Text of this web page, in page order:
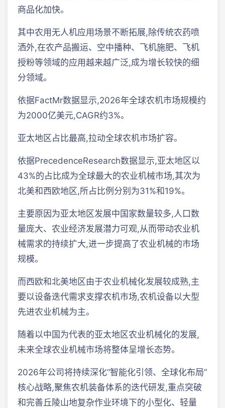
商品化加快。
其中农用无人机应用场景不断拓展,除传统农药喷
洒外,在农产品搬运、空中播种、飞机施肥、飞机
授粉等领域的应用越来越广泛,成为增长较快的细
分领域。
依据FactMr数据显示,2026年全球农机市场规模约
为2000亿美元,CAGR约3%。
亚太地区占比最高,拉动全球农机市场扩容。
依据PrecedenceResearch数据显示,亚太地区以
43%的占比成为全球最大的农业机械市场,其次为
北美和西欧地区,所占比例分别为31%和19%。
主要原因为亚太地区发展中国家数量较多,人口数
量庞大、农业经济发展潜力可观,从而带动农业机
械需求的持续扩大,进一步提高了农业机械的市场
规模。
而西欧和北美地区由于农业机械化发展较成熟,主
要以设备迭代需求支撑农机市场,农机设备以大型
先进农业机械为主。
随着以中国为代表的亚太地区农业机械化的发展,
未来全球农业机械市场将整体呈增长态势。
2026年公司将持续深化“智能化引领、全球化布局”
核心战略,聚焦农机装备体系的迭代研发,重点突破
和完善丘陵山地复杂作业环境下的小型化、轻量